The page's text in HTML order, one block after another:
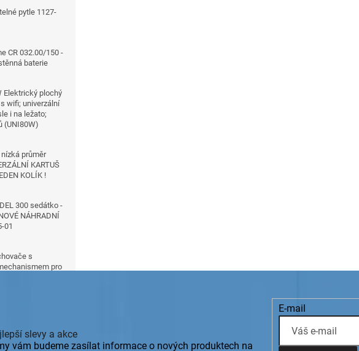
pytle 1127-
CR 032.00/150 -
baterie
Elektrický plochý
wifi; univerzální
i na ležato;
(UNI80W)
průměr
KARTUŠ
KOLÍK !
300 sedátko -
NÁHRADNÍ
01
s
pro
slevy a akce
vám budeme zasílat informace o nových produktech na
E-mail